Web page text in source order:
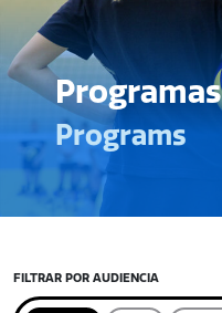
Programas
Programs
FILTRAR POR AUDIENCIA